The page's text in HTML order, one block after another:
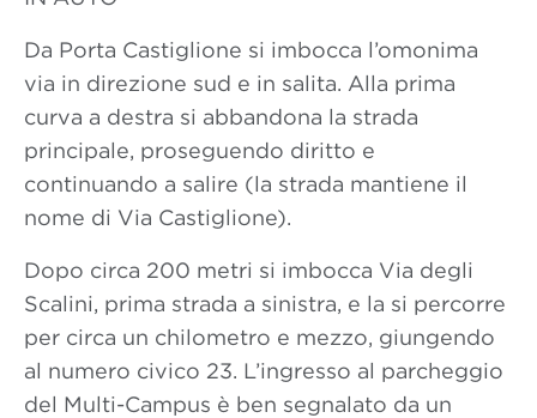
Da Porta Castiglione si imbocca l’omonima
via in direzione sud e in salita. Alla prima
curva a destra si abbandona la strada
principale, proseguendo diritto e
continuando a salire (la strada mantiene il
nome di Via Castiglione).
Dopo circa 200 metri si imbocca Via degli
Scalini, prima strada a sinistra, e la si percorre
per circa un chilometro e mezzo, giungendo
al numero civico 23. L’ingresso al parcheggio
del Multi-Campus è ben segnalato da un